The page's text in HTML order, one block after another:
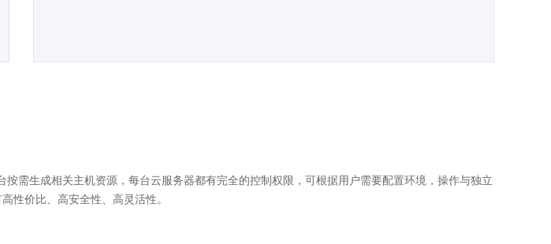
需生成相关主机资源，每台云服务器都有完全的控制权限，可根据用户需要配置环境，操作与独立
性价比、高安全性、高灵活性。